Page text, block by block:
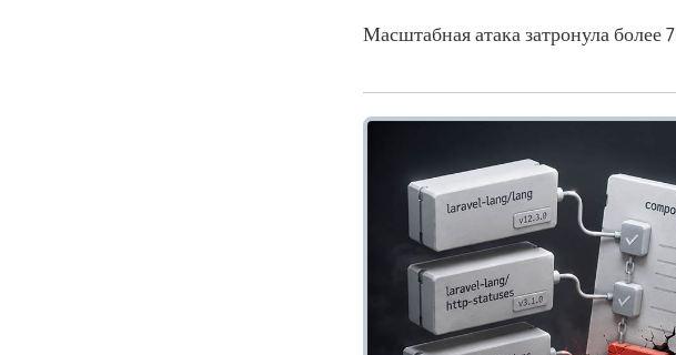
Масштабная атака затронула более